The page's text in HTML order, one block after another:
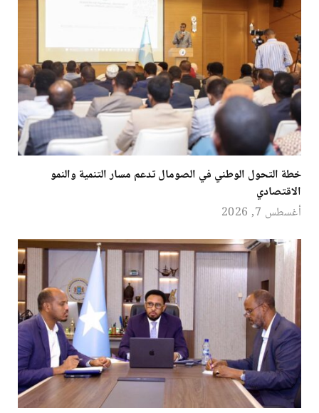
خطة التحول الوطني في الصومال تدعم مسار التنمية والنمو
الاقتصادي
أغسطس 7, 2026